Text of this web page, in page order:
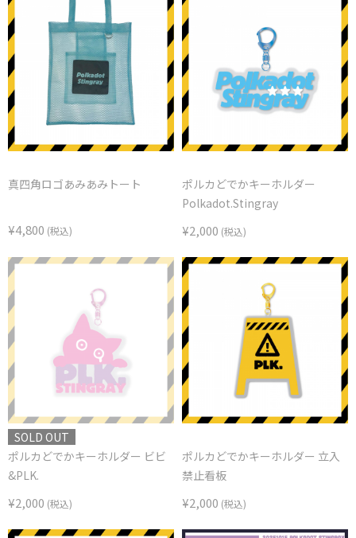
真四角ロゴあみあみトート
¥4,800 (税込)
ポルカどでかキーホルダー
Polkadot.Stingray
¥2,000 (税込)
SOLD OUT
ポルカどでかキーホルダー ビビ
&PLK.
¥2,000 (税込)
ポルカどでかキーホルダー 立入
禁止看板
¥2,000 (税込)